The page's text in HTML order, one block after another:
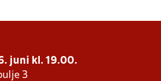
juni kl. 19.00.
3